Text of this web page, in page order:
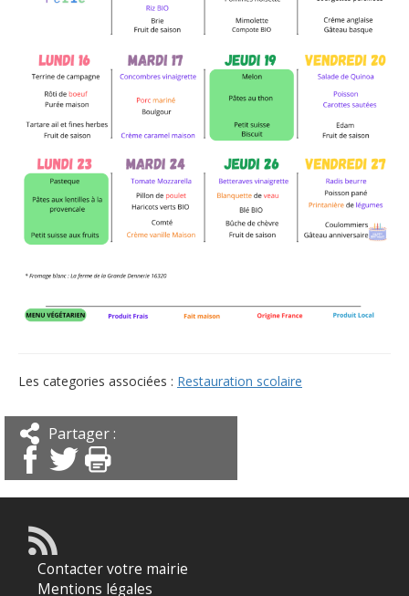
Les categories associées : Restauration scolaire
Partager :
Contacter votre mairie
Mentions légales